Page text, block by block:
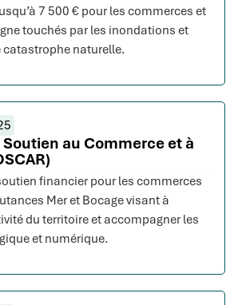
7 500 € pour les commerces et
touchés par les inondations et
catastrophe naturelle.
au Commerce et à
financier pour les commerces
Mer et Bocage visant à
du territoire et accompagner les
et numérique.